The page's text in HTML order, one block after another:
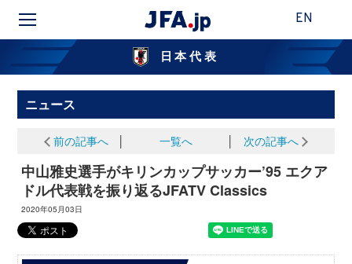
EN
日本代表
ニュース
前の記事へ 一覧へ 次の記事へ
中山雅史選手がキリンカップサッカー’95 エクア
ドル代表戦を振り返るJFATV Classics
2020年05月03日